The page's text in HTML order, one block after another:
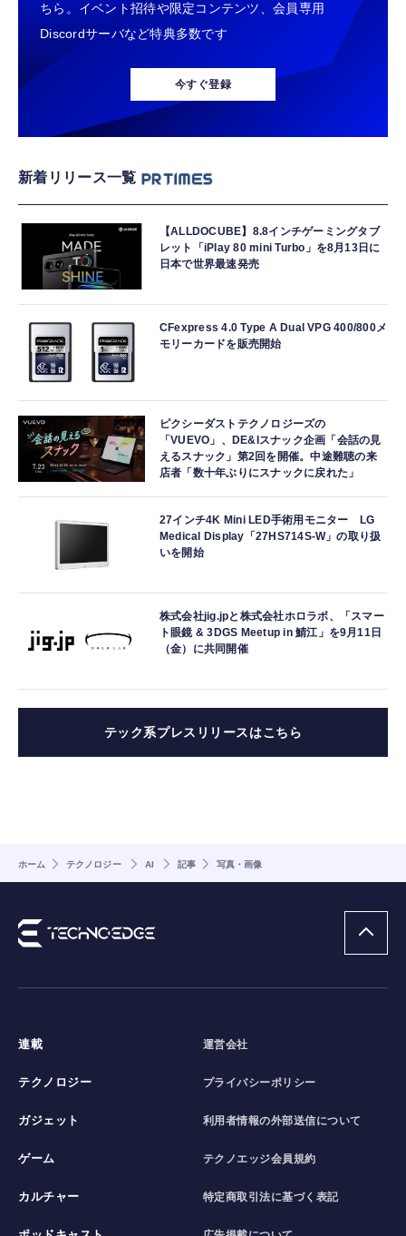
ちら。イベント招待や限定コンテンツ、会員専用
Discordサーバなど特典多数です
今すぐ登録
新着リリース一覧
【ALLDOCUBE】8.8インチゲーミングタブ
レット「iPlay 80 mini Turbo」を8月13日に
日本で世界最速発売
CFexpress 4.0 Type A Dual VPG 400/800メ
モリーカードを販売開始
ピクシーダストテクノロジーズの
「VUEVO」、DE&Iスナック企画「会話の見
えるスナック」第2回を開催。中途難聴の来
店者「数十年ぶりにスナックに戻れた」
27インチ4K Mini LED手術用モニター LG
Medical Display「27HS714S-W」の取り扱
いを開始
株式会社jig.jpと株式会社ホロラボ、「スマー
ト眼鏡 & 3DGS Meetup in 鯖江」を9月11日
（金）に共同開催
テック系プレスリリースはこちら
ホーム テクノロジー AI 記事 写真・画像
連載
テクノロジー
ガジェット
ゲーム
カルチャー
運営会社
プライバシーポリシー
利用者情報の外部送信について
テクノエッジ会員規約
特定商取引法に基づく表記